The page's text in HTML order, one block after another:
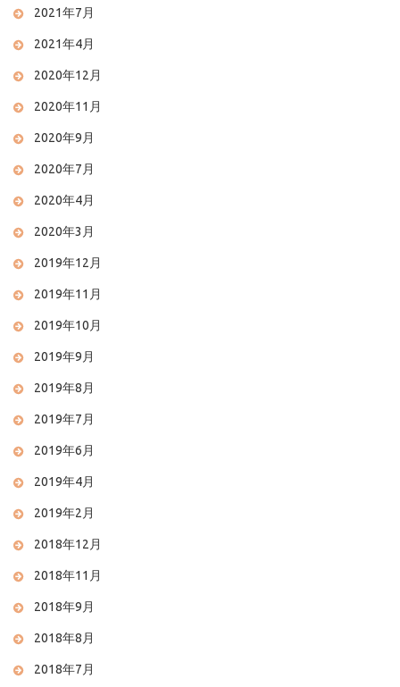
2021年7月
2021年4月
2020年12月
2020年11月
2020年9月
2020年7月
2020年4月
2020年3月
2019年12月
2019年11月
2019年10月
2019年9月
2019年8月
2019年7月
2019年6月
2019年4月
2019年2月
2018年12月
2018年11月
2018年9月
2018年8月
2018年7月